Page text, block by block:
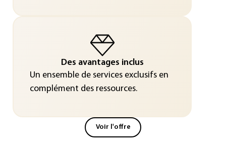
Des avantages inclus
Un ensemble de services exclusifs en
complément des ressources.
Voir l'offre